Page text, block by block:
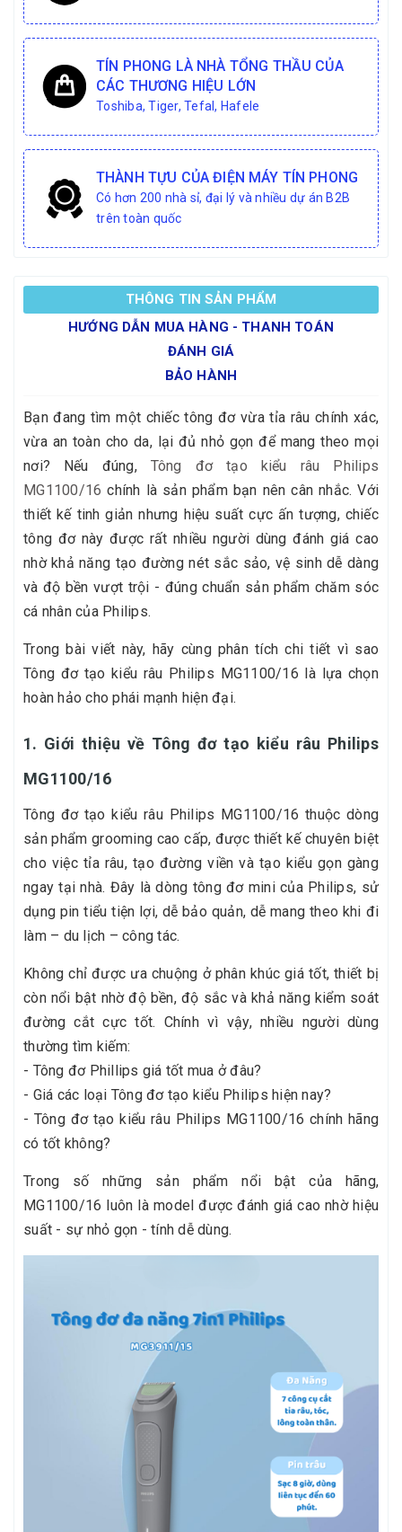
TÍN PHONG LÀ NHÀ TỔNG THẦU CỦA
CÁC THƯƠNG HIỆU LỚN
Toshiba, Tiger, Tefal, Hafele
THÀNH TỰU CỦA ĐIỆN MÁY TÍN PHONG
Có hơn 200 nhà sỉ, đại lý và nhiều dự án B2B
trên toàn quốc
THÔNG TIN SẢN PHẨM
HƯỚNG DẪN MUA HÀNG - THANH TOÁN
ĐÁNH GIÁ
BẢO HÀNH
Bạn đang tìm một chiếc tông đơ vừa tỉa râu chính xác,
vừa an toàn cho da, lại đủ nhỏ gọn để mang theo mọi
nơi? Nếu đúng, Tông đơ tạo kiểu râu Philips
MG1100/16 chính là sản phẩm bạn nên cân nhắc. Với
thiết kế tinh giản nhưng hiệu suất cực ấn tượng, chiếc
tông đơ này được rất nhiều người dùng đánh giá cao
nhờ khả năng tạo đường nét sắc sảo, vệ sinh dễ dàng
và độ bền vượt trội - đúng chuẩn sản phẩm chăm sóc
cá nhân của Philips.
Trong bài viết này, hãy cùng phân tích chi tiết vì sao
Tông đơ tạo kiểu râu Philips MG1100/16 là lựa chọn
hoàn hảo cho phái mạnh hiện đại.
1. Giới thiệu về Tông đơ tạo kiểu râu Philips
MG1100/16
Tông đơ tạo kiểu râu Philips MG1100/16 thuộc dòng
sản phẩm grooming cao cấp, được thiết kế chuyên biệt
cho việc tỉa râu, tạo đường viền và tạo kiểu gọn gàng
ngay tại nhà. Đây là dòng tông đơ mini của Philips, sử
dụng pin tiểu tiện lợi, dễ bảo quản, dễ mang theo khi đi
làm – du lịch – công tác.
Không chỉ được ưa chuộng ở phân khúc giá tốt, thiết bị
còn nổi bật nhờ độ bền, độ sắc và khả năng kiểm soát
đường cắt cực tốt. Chính vì vậy, nhiều người dùng
thường tìm kiếm:
- Tông đơ Phillips giá tốt mua ở đâu?
- Giá các loại Tông đơ tạo kiểu Philips hiện nay?
- Tông đơ tạo kiểu râu Philips MG1100/16 chính hãng
có tốt không?
Trong số những sản phẩm nổi bật của hãng,
MG1100/16 luôn là model được đánh giá cao nhờ hiệu
suất - sự nhỏ gọn - tính dễ dùng.